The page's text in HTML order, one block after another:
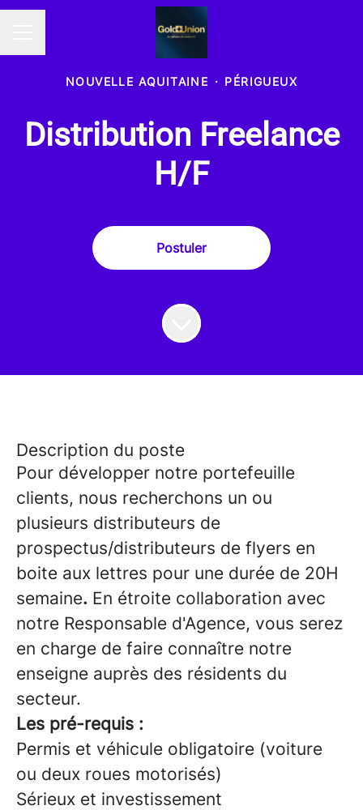
NOUVELLE AQUITAINE · PÉRIGUEUX
Distribution Freelance
H/F
Postuler
Description du poste
Pour développer notre portefeuille
clients, nous recherchons un ou
plusieurs distributeurs de
prospectus/distributeurs de flyers en
boite aux lettres pour une durée de 20H
semaine. En étroite collaboration avec
notre Responsable d'Agence, vous serez
en charge de faire connaître notre
enseigne auprès des résidents du
secteur.
Les pré-requis :
Permis et véhicule obligatoire (voiture
ou deux roues motorisés)
Sérieux et investissement